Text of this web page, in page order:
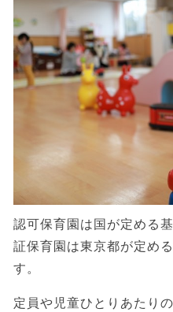
認可保育園は国が定める
証保育園は東京都が定め
す。
定員や児童ひとりあたり